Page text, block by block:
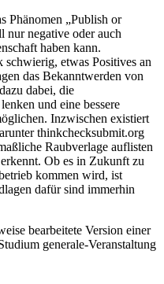
Phänomen „Publish or
nur negative oder auch
haben kann.
schwierig, et­was Positives an
das Bekanntwerden von
dabei, die
und eine bessere
Inzwischen existiert
thinkchecksubmit.org
Raubverlage auflisten
Ob es in Zukunft zu
kommen wird, ist
dafür sind immerhin
bearbeitete Version einer
generale-Veranstaltung